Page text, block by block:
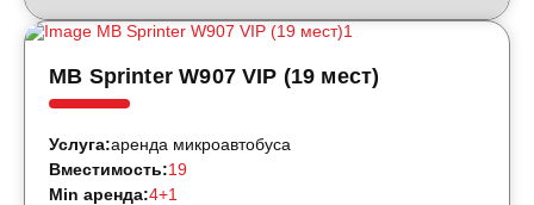
MB Sprinter W907 VIP (19 мест)
Услуга:аренда микроавтобуса
Вместимость:19
Min аренда:4+1